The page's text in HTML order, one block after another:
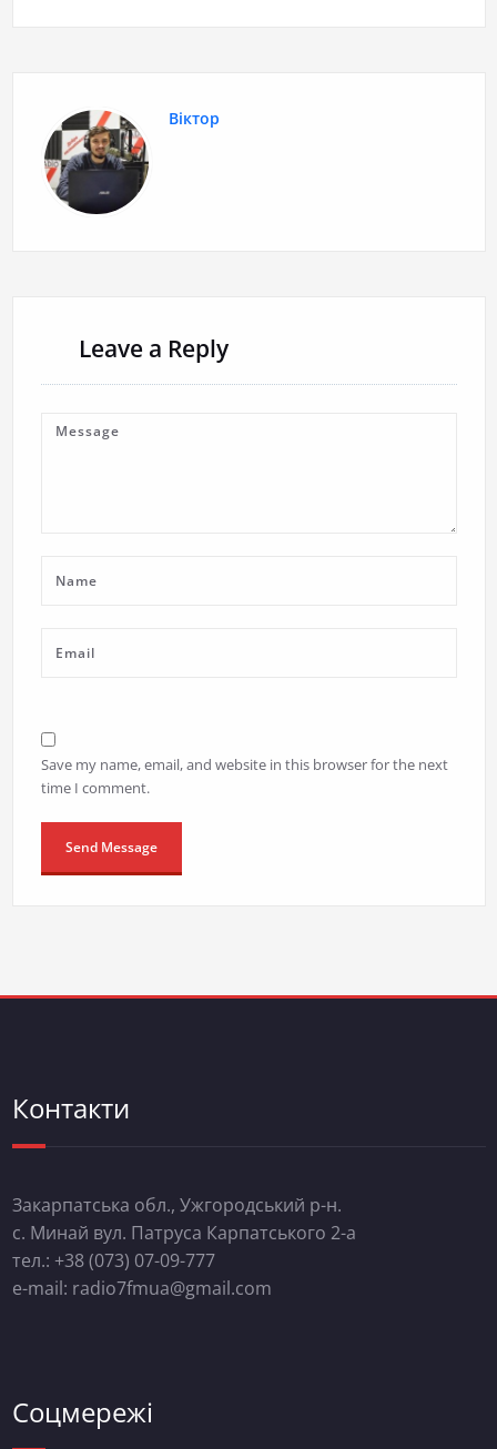
Віктор
Leave a Reply
Save my name, email, and website in this browser for the next
time I comment.
Контакти
Закарпатська обл., Ужгородський р-н.
с. Минай вул. Патруса Карпатського 2-а
тел.: +38 (073) 07-09-777
e-mail: radio7fmua@gmail.com
Соцмережі